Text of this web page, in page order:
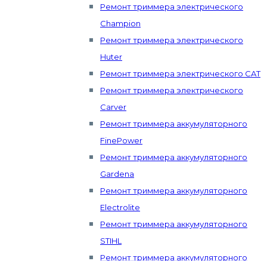
Ремонт триммера электрического
Champion
Ремонт триммера электрического
Huter
Ремонт триммера электрического CAT
Ремонт триммера электрического
Carver
Ремонт триммера аккумуляторного
FinePower
Ремонт триммера аккумуляторного
Gardena
Ремонт триммера аккумуляторного
Electrolite
Ремонт триммера аккумуляторного
STIHL
Ремонт триммера аккумуляторного